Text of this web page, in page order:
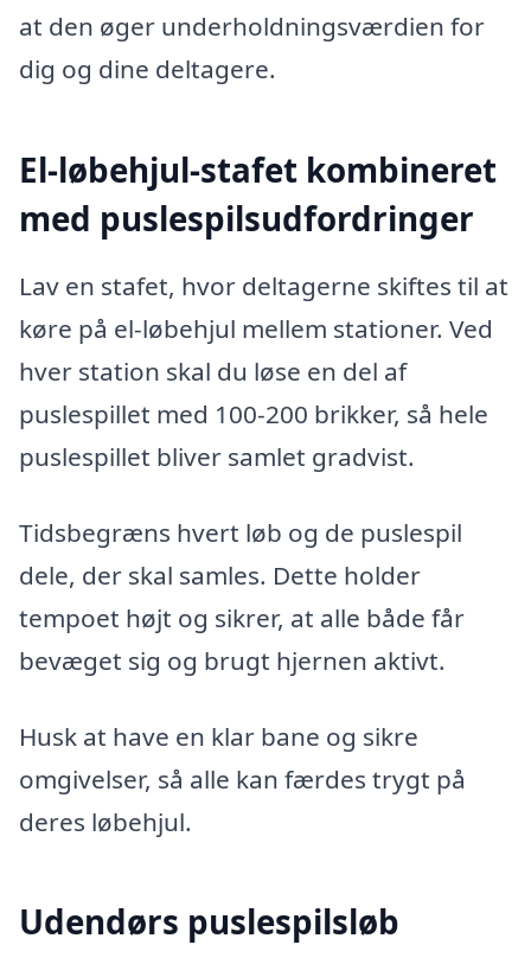
at den øger underholdningsværdien for
dig og dine deltagere.
El-løbehjul-stafet kombineret
med puslespilsudfordringer
Lav en stafet, hvor deltagerne skiftes til at
køre på el-løbehjul mellem stationer. Ved
hver station skal du løse en del af
puslespillet med 100-200 brikker, så hele
puslespillet bliver samlet gradvist.
Tidsbegræns hvert løb og de puslespil
dele, der skal samles. Dette holder
tempoet højt og sikrer, at alle både får
bevæget sig og brugt hjernen aktivt.
Husk at have en klar bane og sikre
omgivelser, så alle kan færdes trygt på
deres løbehjul.
Udendørs puslespilsløb